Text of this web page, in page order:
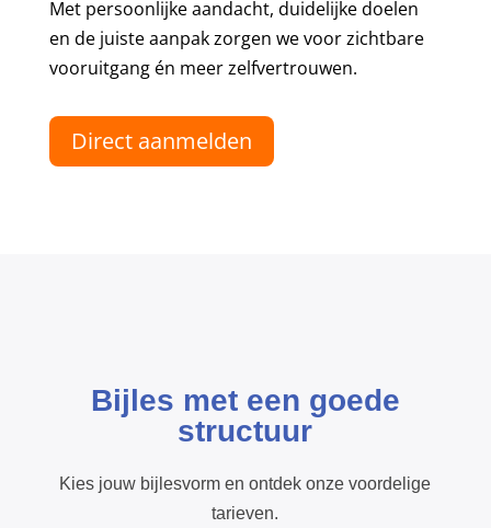
Met persoonlijke aandacht, duidelijke doelen
en de juiste aanpak zorgen we voor zichtbare
vooruitgang én meer zelfvertrouwen.
Direct aanmelden
Bijles met een goede
structuur
Kies jouw bijlesvorm en ontdek onze voordelige
tarieven.